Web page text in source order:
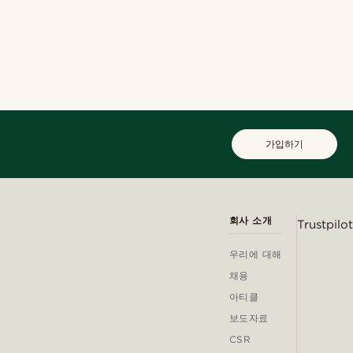
가입하기
회사 소개
우리에 대해
채용
아티클
보도자료
CSR
Trustpilot